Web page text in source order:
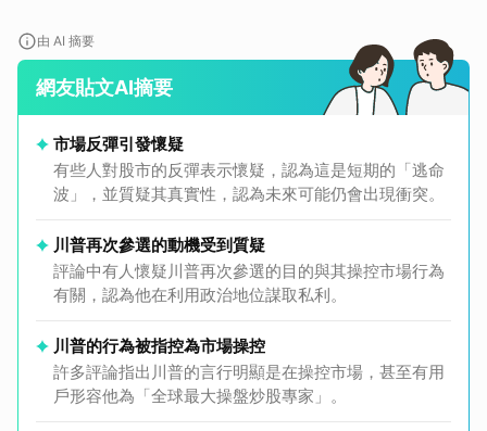
由 AI 摘要
網友貼文AI摘要
市場反彈引發懷疑
有些人對股市的反彈表示懷疑，認為這是短期的「逃命
波」，並質疑其真實性，認為未來可能仍會出現衝突。
川普再次參選的動機受到質疑
評論中有人懷疑川普再次參選的目的與其操控市場行為
有關，認為他在利用政治地位謀取私利。
川普的行為被指控為市場操控
許多評論指出川普的言行明顯是在操控市場，甚至有用
戶形容他為「全球最大操盤炒股專家」。